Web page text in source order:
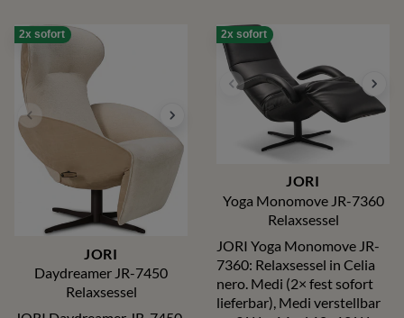
2x sofort
JORI
Daydreamer JR-7450
Relaxsessel
2x sofort
JORI
Yoga Monomove JR-7360
Relaxsessel
JORI Yoga Monomove JR-
7360: Relaxsessel in Celia
nero. Medi (2× fest sofort
lieferbar), Medi verstellbar